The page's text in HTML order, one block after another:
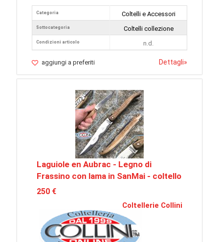
Categoria
Sottocategoria
Condizioni articolo
Coltelli e Accessori
Coltelli collezione
n.d.
aggiungi a preferiti Dettagli»
Laguiole en Aubrac - Legno di
Frassino con lama in SanMai - coltello
250 €
Coltellerie Collini